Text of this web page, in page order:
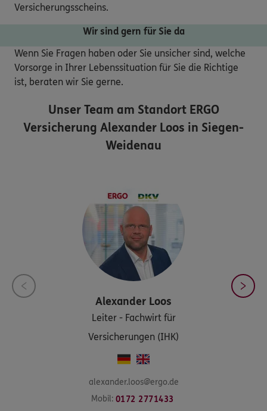
Versicherungsscheins.
Wir sind gern für Sie da
Wenn Sie Fragen haben oder Sie unsicher sind, welche
Vorsorge in Ihrer Lebenssituation für Sie die Richtige
ist, beraten wir Sie gerne.
Unser Team am StandortERGO
Versicherung Alexander Loos in Siegen-
Weidenau
Alexander Loos
Leiter - Fachwirt für
Versicherungen (IHK)
alexander.loos@ergo.de
Mobil: 0172 2771433